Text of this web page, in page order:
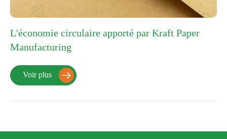
L'économie circulaire apporté par Kraft Paper
Manufacturing
Voir plus 